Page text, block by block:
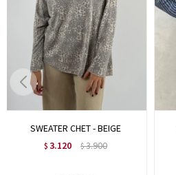
SWEATER CHET - BEIGE
$ 3.120 $3.900